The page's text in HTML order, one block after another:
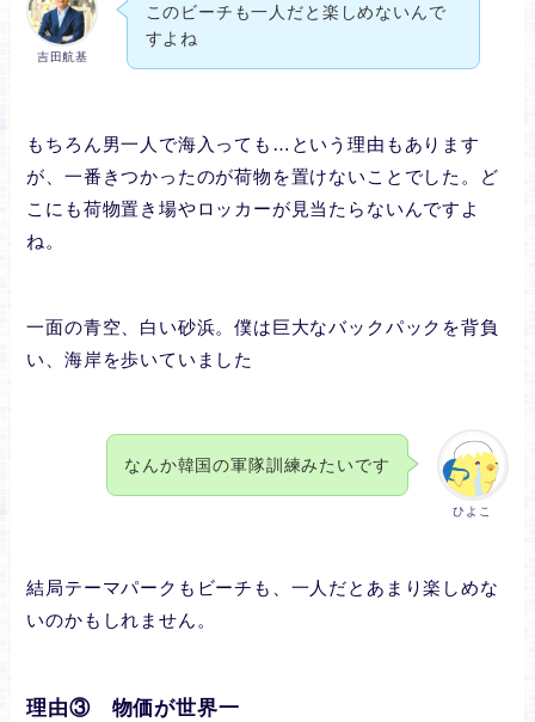
吉田航基
このビーチも一人だと楽しめないんで
すよね
もちろん男一人で海入っても…という理由もあります
が、一番きつかったのが荷物を置けないことでした。ど
こにも荷物置き場やロッカーが見当たらないんですよ
ね。
一面の青空、白い砂浜。僕は巨大なバックパックを背負
い、海岸を歩いていました
ひよこ
なんか韓国の軍隊訓練みたいです
結局テーマパークもビーチも、一人だとあまり楽しめな
いのかもしれません。
理由③ 物価が世界一